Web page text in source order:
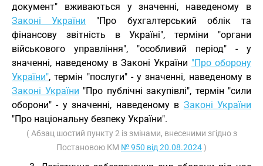
документ" вживаються у значенні, наведеному в
Законі України "Про бухгалтерський облік та
фінансову звітність в Україні", терміни "органи
військового управління", "особливий період" - у
значенні, наведеному в Законі України "Про оборону
України", термін "послуги" - у значенні, наведеному в
Законі України "Про публічні закупівлі", термін "сили
оборони" - у значенні, наведеному в Законі України
"Про національну безпеку України".
( Абзац шостий пункту 2 із змінами, внесеними згідно з
Постановою КМ № 950 від 20.08.2024)